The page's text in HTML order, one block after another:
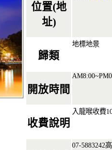
位置(地
址)
歸類
地標地景
開放時間
收費說明
入龍喉收費
07-5883242